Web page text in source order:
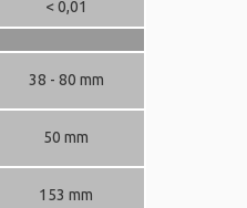
< 0,01
38 - 80 mm
50 mm
153 mm